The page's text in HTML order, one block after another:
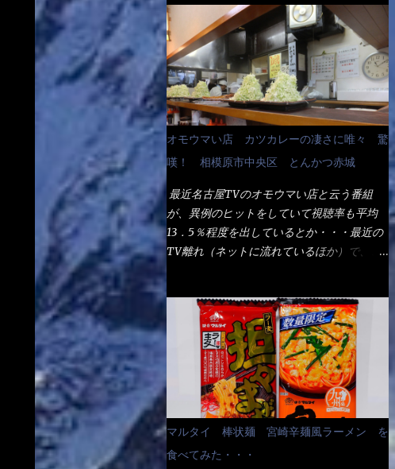
し？』（これだ全く理解していないな） す
ると茹で方の若い女性店員が『いい！い
い！！』とオッサンを向こうへやった。 で
サッサと、木桶を用意してうどんだけ入れて
出して来ました。 な～るほど、この事
か・・・ で今日の2021年後半1回目のサラメ
シです。 見事に木桶には湯が入っていな
い、UDONだけです。 しかし、この木桶デ
カイなぁ～ 試したいこと残りの1つが＜得＞
大しか食べていないからね、得がどれくらい
の満腹度になるのか？ この得サイズの木桶
は、銭湯で使う洗い桶サイズだなぁ～ この
木桶サイズに、満々と湯が注がれていたら食
これなら茹で上がった直後のままで、食べ進
められるじゃないか！ 別皿で、葱と天かす
を満タンに用意して、山葵も2つ。 それに湯
が無い利点として、汁が薄まらない！ これ
だよ、これ！！ 湯があると、うどんと共に
汁の方へ湯までも入ってしまう。つまりラー
メンの麺にスープが絡む現象ですな。 結
局、伸びずに汁も薄らむこともなく・・最後
の方で＜だし汁＞を少し追加しました。 腹
無いね） 処で今日は何だ！？これです。 丸
亀 釜あげうどん！ 日本には、お中元とお
歳暮という古来からの風習がある。 お中元
は、丁度お盆の夏場に日頃お世話になってい
る方への＜ご挨拶＞としての贈り物の習慣で
す。 今では、大分廃れてしまっているか
と・・・小生もお中元やお歳暮など送った事
は無い！（キッパリ） まぁ～この慣習が残
っているのは、官公庁や超大手企業戦士（昇
進目的）などの世界でしょう。 要は、ゴマ
スリ・・・てな感じかな。 丸亀製麺と云え
ば、大阪誕生→全国区（北海道と沖縄は？）
へ広がった、讃岐饂飩チェーン店大手といっ
舗に寄って違う！と云う人も居るらしい・・
そんな大手讃岐饂飩チェーン店と関係がある
のか？ 箱詰め乾麺！ このパッケージから
すれば、間違いなく贈答用目的でしょう。
そんな贈答用箱詰め饂飩・・・またもやメガ
ドンキで発見し購入！ 中身は、この様な状
態です。 乾麺の束が6束／一パックになって
おり、それが3袋入りです。 18束入りという
わけですね！900ｇの容量となり、1束／50
オモウマい店 カツカレーの凄さに唯々 驚
嘆！ 相模原市中央区 とんかつ赤城
最近名古屋TVのオモウマい店と云う番組
が、異例のヒットをしていて視聴率も平均
13．5％程度を出しているとか・・・最近の
TV離れ（ネットに流れているほか）で、こ
あった！ とんかつ赤城！ 老齢の女性がメ
インで調理場を仕切、老齢の男性が脇をサポ
ートし最近は若い女性がオーダーや片付けを
担当している。 まずはこれを見て欲しい！
カウンターに置かれた＜お皿＞である。 直
ぐに気づいたでしょう！ 何かキャベツが山
じゃないか！？ ハイ、山です。 これが標
準なのです。 普通のとんかつ屋のキャベツ
と比べたら、10人前ほどあるか？ 値段的に
マルタイ 棒状麺 宮崎辛麺風ラーメン を
食べてみた・・・